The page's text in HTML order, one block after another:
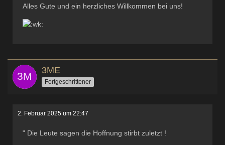
Alles Gute und ein herzliches Willkommen bei uns!
3ME
Fortgeschrittener
2. Februar 2025 um 22:47
" Die Leute sagen die Hoffnung stirbt zuletzt !